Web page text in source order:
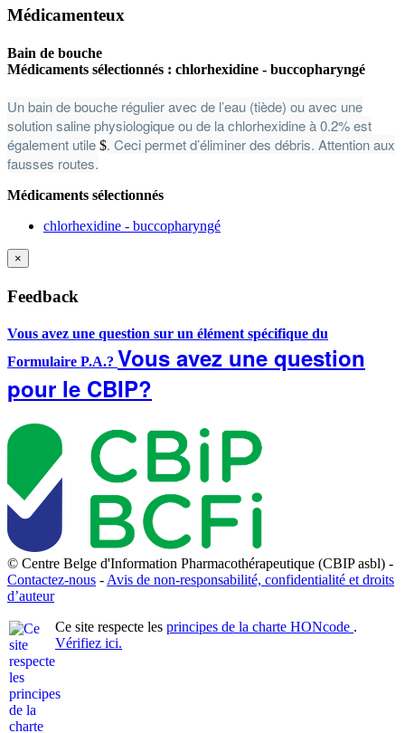
Médicamenteux
Bain de bouche
Médicaments sélectionnés : chlorhexidine - buccopharyngé
Un bain de bouche régulier avec de l’eau (tiède) ou avec une
solution saline physiologique ou de la chlorhexidine à 0.2% est
également utile $​​​​​​​​​​​. Ceci permet d’éliminer des débris. Attention aux
fausses routes.
Médicaments sélectionnés
chlorhexidine - buccopharyngé
×
Feedback
Vous avez une question sur un élément spécifique du
Formulaire P.A.? Vous avez une question
pour le CBIP?
© Centre Belge d'Information Pharmacothérapeutique (CBIP asbl) -
Contactez-nous - Avis de non-responsabilité, confidentialité et droits
d’auteur
Ce site respecte les principes de la charte HONcode .
Vérifiez ici.